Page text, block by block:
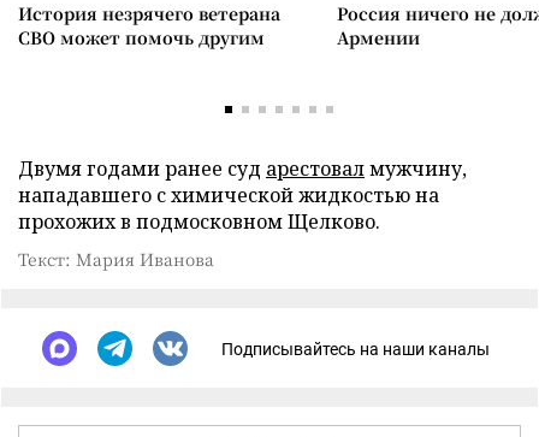
История незрячего ветерана
СВО может помочь другим
Россия ничего не
Армении
Двумя годами ранее суд арестовалмужчину,
нападавшего с химической жидкостью на
прохожих в подмосковном Щелково.
Текст: Мария Иванова
Подписывайтесь на наши каналы